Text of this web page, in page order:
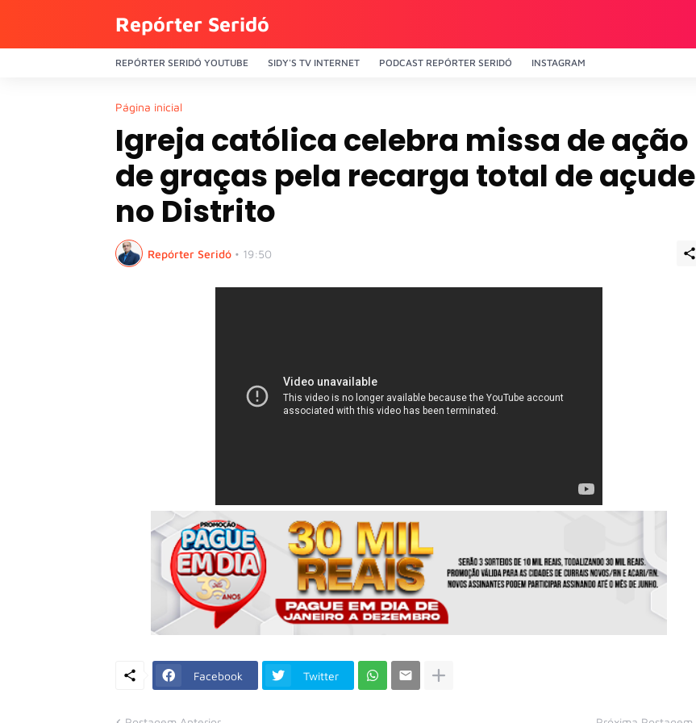
Repórter Seridó
REPÓRTER SERIDÓ YOUTUBE SIDY'S TV INTERNET PODCAST REPÓRTER SERIDÓ INSTAGRAM
Página inicial
Igreja católica celebra missa de ação
de graças pela recarga total de açude
no Distrito
Repórter Seridó • 19:50
Facebook Twitter